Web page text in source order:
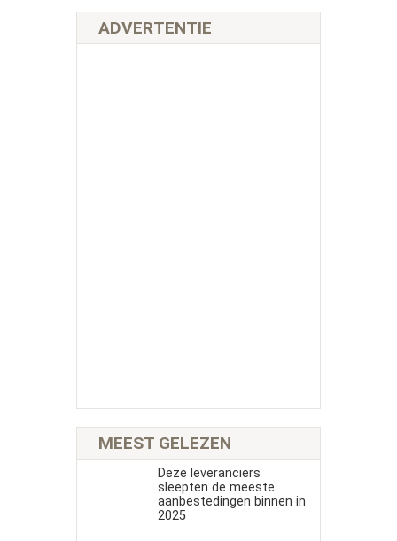
ADVERTENTIE
MEEST GELEZEN
Deze leveranciers
sleepten de meeste
aanbestedingen binnen in
2025